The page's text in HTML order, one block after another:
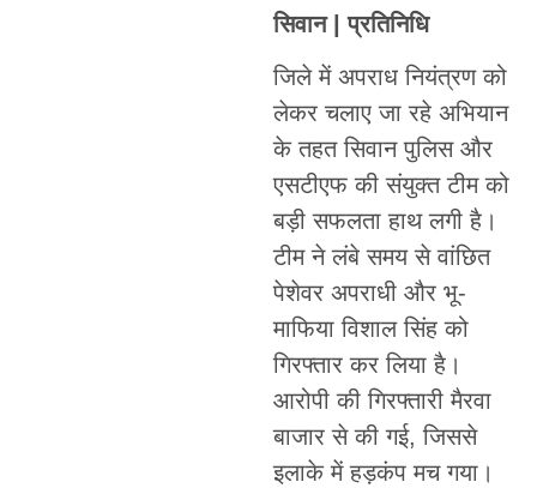
सिवान | प्रतिनिधि
जिले में अपराध नियंत्रण को
लेकर चलाए जा रहे अभियान
के तहत सिवान पुलिस और
एसटीएफ की संयुक्त टीम को
बड़ी सफलता हाथ लगी है।
टीम ने लंबे समय से वांछित
पेशेवर अपराधी और भू-
माफिया विशाल सिंह को
गिरफ्तार कर लिया है।
आरोपी की गिरफ्तारी मैरवा
बाजार से की गई, जिससे
इलाके में हड़कंप मच गया।